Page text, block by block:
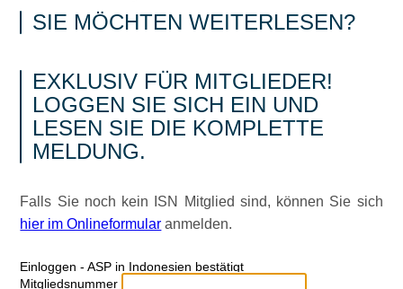
SIE MÖCHTEN WEITERLESEN?
EXKLUSIV FÜR MITGLIEDER!
LOGGEN SIE SICH EIN UND
LESEN SIE DIE KOMPLETTE
MELDUNG.
Falls Sie noch kein ISN Mitglied sind, können Sie sich
hier im Onlineformular anmelden.
Ein­log­gen - ASP in Indonesien bestätigt
Mitgliedsnummer